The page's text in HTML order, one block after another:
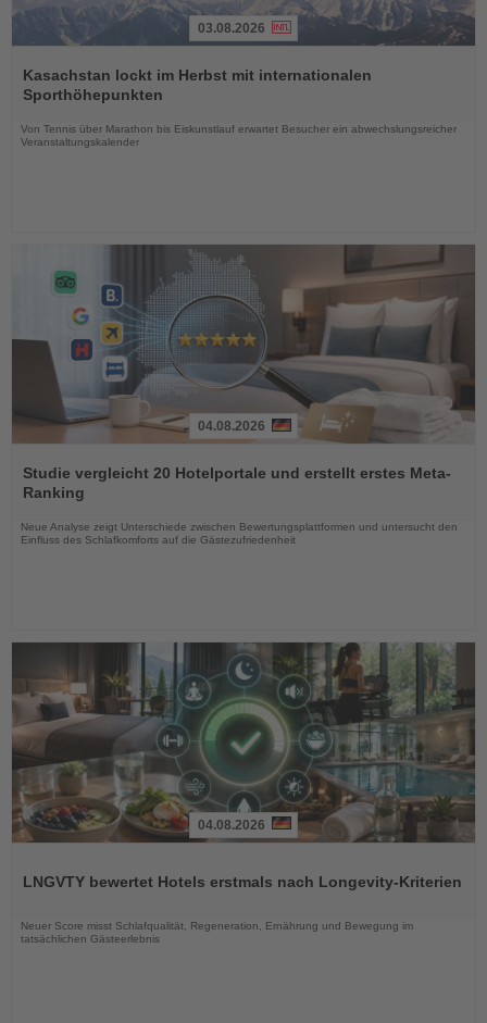
Sie
die
Nachrichten
03.08.2026
Kasachstan lockt im Herbst mit internationalen
Sporthöhepunkten
Von Tennis über Marathon bis Eiskunstlauf erwartet Besucher ein abwechslungsreicher
Veranstaltungskalender
Sie
die
Nachrichten
04.08.2026
Studie vergleicht 20 Hotelportale und erstellt erstes Meta-
Ranking
Neue Analyse zeigt Unterschiede zwischen Bewertungsplattformen und untersucht den
Einfluss des Schlafkomforts auf die Gästezufriedenheit
die
04.08.2026
LNGVTY bewertet Hotels erstmals nach Longevity-Kriterien
Neuer Score misst Schlafqualität, Regeneration, Ernährung und Bewegung im
tatsächlichen Gästeerlebnis